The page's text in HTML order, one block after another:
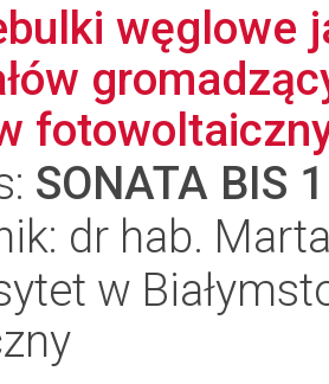
węglowe
SONATA BIS 1
dr hab.
w